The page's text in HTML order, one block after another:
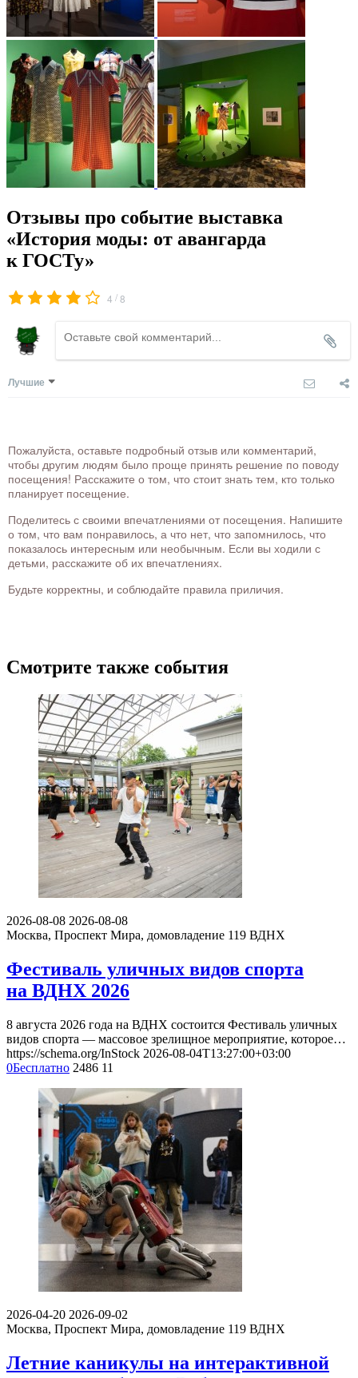
Отзывы про событие выставка
«История моды: от авангарда
к ГОСТу»
4 /8
Лучшие
Пожалуйста, оставьте подробный отзыв или комментарий,
чтобы другим людям было проще принять решение по поводу
посещения! Расскажите о том, что стоит знать тем, кто только
планирует посещение.
Поделитесь с своими впечатлениями от посещения. Напишите
о том, что вам понравилось, а что нет, что запомнилось, что
показалось интересным или необычным. Если вы ходили с
детьми, расскажите об их впечатлениях.
Будьте корректны, и соблюдайте правила приличия.
Смотрите также события
2026-08-08 2026-08-08
Москва, Проспект Мира, домовладение 119 ВДНХ
Фестиваль уличных видов спорта
на ВДНХ 2026
8 августа 2026 года на ВДНХ состоится Фестиваль уличных
видов спорта — массовое зрелищное мероприятие, которое…
https://schema.org/InStock 2026-08-04T13:27:00+03:00
0Бесплатно 2486 11
2026-04-20 2026-09-02
Москва, Проспект Мира, домовладение 119 ВДНХ
Летние каникулы на интерактивной